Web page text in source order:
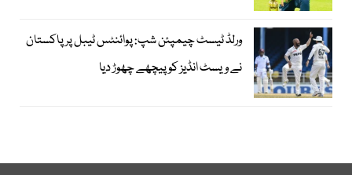
ورلڈ ٹیسٹ چیمپئن شپ: پوائنٹس ٹیبل پر پاکستان
نے ویسٹ انڈیز کو پیچھے چھوڑ دیا